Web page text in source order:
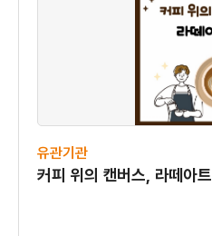
유관기관
커피 위의 캔버스, 라떼아트